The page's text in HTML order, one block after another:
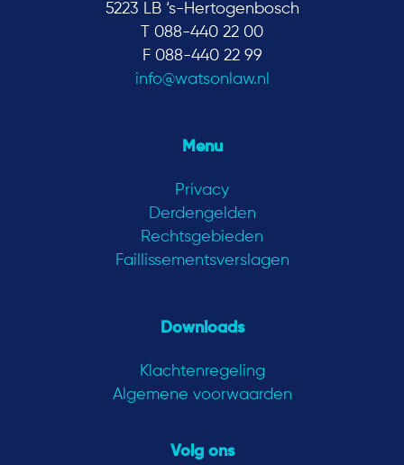
5223 LB ‘s-Hertogenbosch
T 088-440 22 00
F 088-440 22 99
info@watsonlaw.nl
Menu
Privacy
Derdengelden
Rechtsgebieden
Faillissementsverslagen
Downloads
Klachtenregeling
Algemene voorwaarden
Volg ons